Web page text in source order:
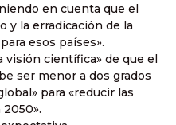
en cuenta que el
y la erradicación de la
esos países».
visión científica» de que el
ser menor a dos grados
para «reducir las